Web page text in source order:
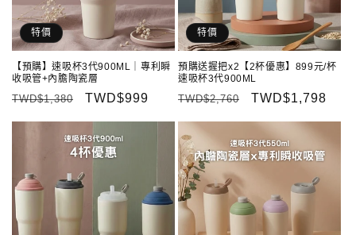
特價
【預購】速吸杯3代900ML｜專利瞬
收吸管+內膽陶瓷層
定
TWD$1,380
售
TWD$999
特價
預購送握把x2【2杯優惠】899元/杯
速吸杯3代900ML
定
TWD$2,760
售
TWD$1,798